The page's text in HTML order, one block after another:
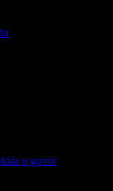
u govor